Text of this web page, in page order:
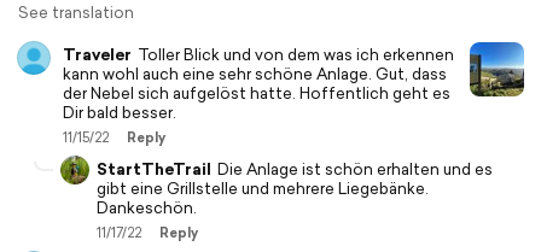
See translation
Traveler Toller Blick und von dem was ich erkennen
kann wohl auch eine sehr schöne Anlage. Gut, dass
der Nebel sich aufgelöst hatte. Hoffentlich geht es
Dir bald besser.
11/15/22 Reply
StartTheTrail Die Anlage ist schön erhalten und es
gibt eine Grillstelle und mehrere Liegebänke.
Dankeschön.
11/17/22 Reply